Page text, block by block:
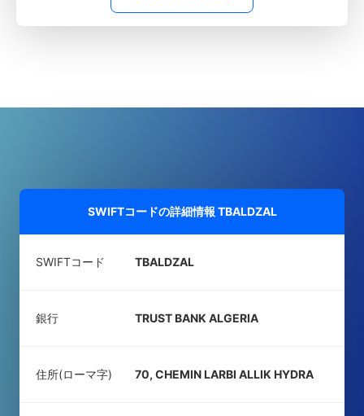
SWIFTコードの詳細情報 TBALDZAL
SWIFTコード TBALDZAL
銀行 TRUST BANK ALGERIA
住所(ローマ字) 70, CHEMIN LARBI ALLIK HYDRA